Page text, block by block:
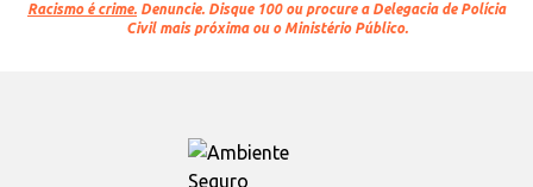
Racismo é crime. Denuncie. Disque 100 ou procure a Delegacia de Polícia
Civil mais próxima ou o Ministério Público.